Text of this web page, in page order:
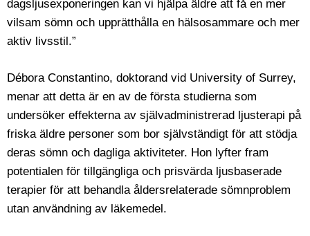
dagsljusexponeringen kan vi hjälpa äldre att få en mer
vilsam sömn och upprätthålla en hälsosammare och mer
aktiv livsstil.”
Débora Constantino, doktorand vid University of Surrey,
menar att detta är en av de första studierna som
undersöker effekterna av självadministrerad ljusterapi på
friska äldre personer som bor självständigt för att stödja
deras sömn och dagliga aktiviteter. Hon lyfter fram
potentialen för tillgängliga och prisvärda ljusbaserade
terapier för att behandla åldersrelaterade sömnproblem
utan användning av läkemedel.